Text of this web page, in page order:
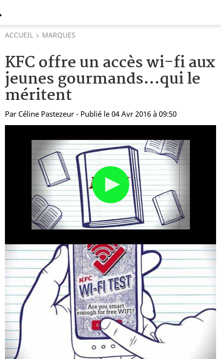
ACCUEIL MARQUES
KFC offre un accès wi-fi aux
jeunes gourmands...qui le
méritent
Par Céline Pastezeur - Publié le 04 Avr 2016 à 09:50